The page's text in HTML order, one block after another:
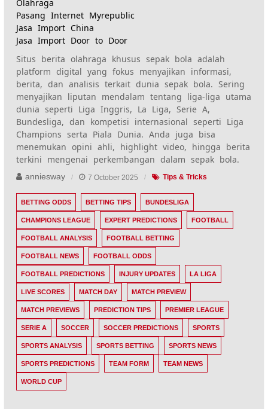
Olahraga
Pasang Internet Myrepublic
Jasa Import China
Jasa Import Door to Door
Situs berita olahraga khusus sepak bola adalah
platform digital yang fokus menyajikan informasi,
berita, dan analisis terkait dunia sepak bola. Sering
menyajikan liputan mendalam tentang liga-liga utama
dunia seperti Liga Inggris, La Liga, Serie A,
Bundesliga, dan kompetisi internasional seperti Liga
Champions serta Piala Dunia. Anda juga bisa
menemukan opini ahli, highlight video, hingga berita
terkini mengenai perkembangan dalam sepak bola.
anniesway 7 October 2025 Tips & Tricks
BETTING ODDS BETTING TIPS BUNDESLIGA
CHAMPIONS LEAGUE EXPERT PREDICTIONS FOOTBALL
FOOTBALL ANALYSIS FOOTBALL BETTING
FOOTBALL NEWS FOOTBALL ODDS
FOOTBALL PREDICTIONS INJURY UPDATES LA LIGA
LIVE SCORES MATCH DAY MATCH PREVIEW
MATCH PREVIEWS PREDICTION TIPS PREMIER LEAGUE
SERIE A SOCCER SOCCER PREDICTIONS SPORTS
SPORTS ANALYSIS SPORTS BETTING SPORTS NEWS
SPORTS PREDICTIONS TEAM FORM TEAM NEWS
WORLD CUP